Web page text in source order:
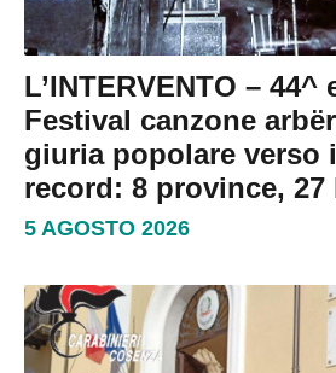
L’INTERVENTO – 44^
Festival canzone
giuria popolare verso
record: 8 province, 27
5 AGOSTO 2026